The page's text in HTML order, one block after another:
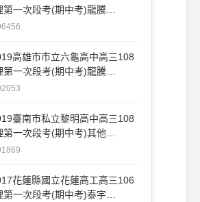
第一次段考(期中考)龍騰
高雄市市立六龜高中高三108
第一次段考(期中考)龍騰
臺南市私立黎明高中高三108
第一次段考(期中考)其他
花蓮縣國立花蓮高工高三106
第一次段考(期中考)泰宇